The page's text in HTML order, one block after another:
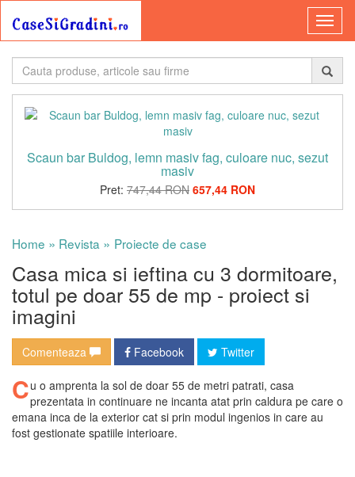
Scaun bar Buldog, lemn masiv fag, culoare nuc, sezut
masiv
Pret: 747,44 RON 657,44 RON
Home » Revista » Proiecte de case
Casa mica si ieftina cu 3 dormitoare,
totul pe doar 55 de mp - proiect si
imagini
Comenteaza Facebook Twitter
Cu o amprenta la sol de doar 55 de metri patrati, casa
prezentata in continuare ne incanta atat prin caldura pe care o
emana inca de la exterior cat si prin modul ingenios in care au
fost gestionate spatiile interioare.